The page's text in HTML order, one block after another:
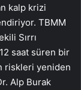
kalp krizi
TBMM
Sırrı
saat süren bir
riskleri yeniden
Alp Burak